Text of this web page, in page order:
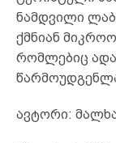
ნამდვილი
ქმნიან
რომლებიც
ავტორი: